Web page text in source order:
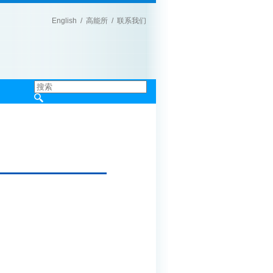
English / 高能所 / 联系我们